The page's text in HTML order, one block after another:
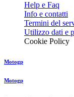
Help e Faq
Info e contatti
Termini del
Utilizzo dati e
Cookie Policy
Motogp
Motogp